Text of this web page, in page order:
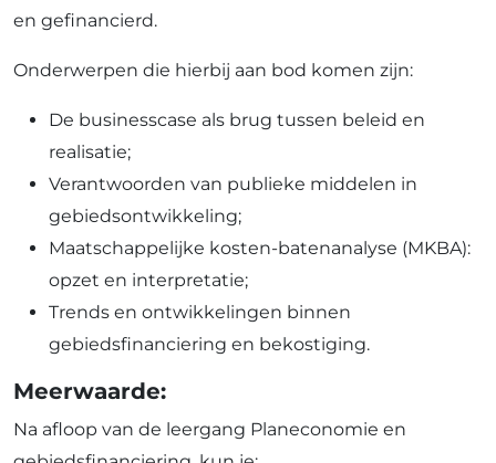
en gefinancierd.
Onderwerpen die hierbij aan bod komen zijn:
De businesscase als brug tussen beleid en
realisatie;
Verantwoorden van publieke middelen in
gebiedsontwikkeling;
Maatschappelijke kosten-batenanalyse (MKBA):
opzet en interpretatie;
Trends en ontwikkelingen binnen
gebiedsfinanciering en bekostiging.
Meerwaarde:
Na afloop van de leergang Planeconomie en